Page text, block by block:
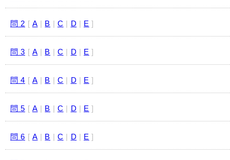
問 2 [ A | B | C | D | E ]
問 3 [ A | B | C | D | E ]
問 4 [ A | B | C | D | E ]
問 5 [ A | B | C | D | E ]
問 6 [ A | B | C | D | E ]